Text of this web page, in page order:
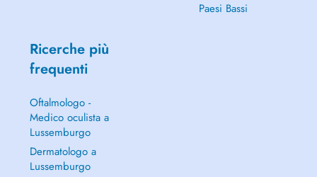
Paesi Bassi
Ricerche più
frequenti
Oftalmologo -
Medico oculista a
Lussemburgo
Dermatologo a
Lussemburgo